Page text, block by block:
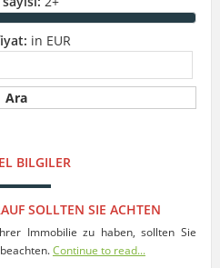
in EUR
BILGILER
SOLLTEN SIE ACHTEN
Immobilie zu haben, sollten Sie
Continue to read...